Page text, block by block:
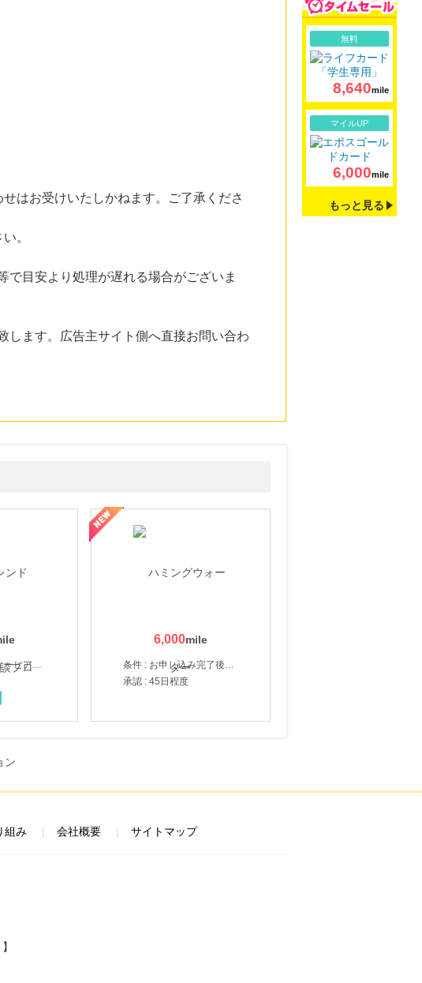
はお受けいたしかねます。ご了承くださ
。
目安より処理が遅れる場合がございま
します。広告主サイト側へ直接お問い合わ
条件 : インタビューヒアリング完了
6,000
条件 : お申し込み完了後、決済登録完了と1ヶ月以内のサーバー初回設置。
承認 : 45日程度
無料
8,640mile
マイルUP
6,000mile
もっと見る
組み 会社概要 サイトマップ